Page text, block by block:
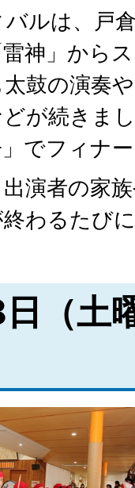
ルは、戸
神」から
鼓の演奏
が続きま
」でフィナ
演者の家
わるたび
日（土